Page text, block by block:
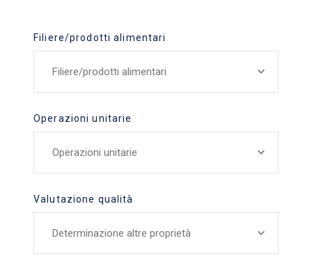
Filiere/prodotti alimentari
Filiere/prodotti alimentari
Operazioni unitarie
Operazioni unitarie
Valutazione qualità
Determinazione altre proprietà